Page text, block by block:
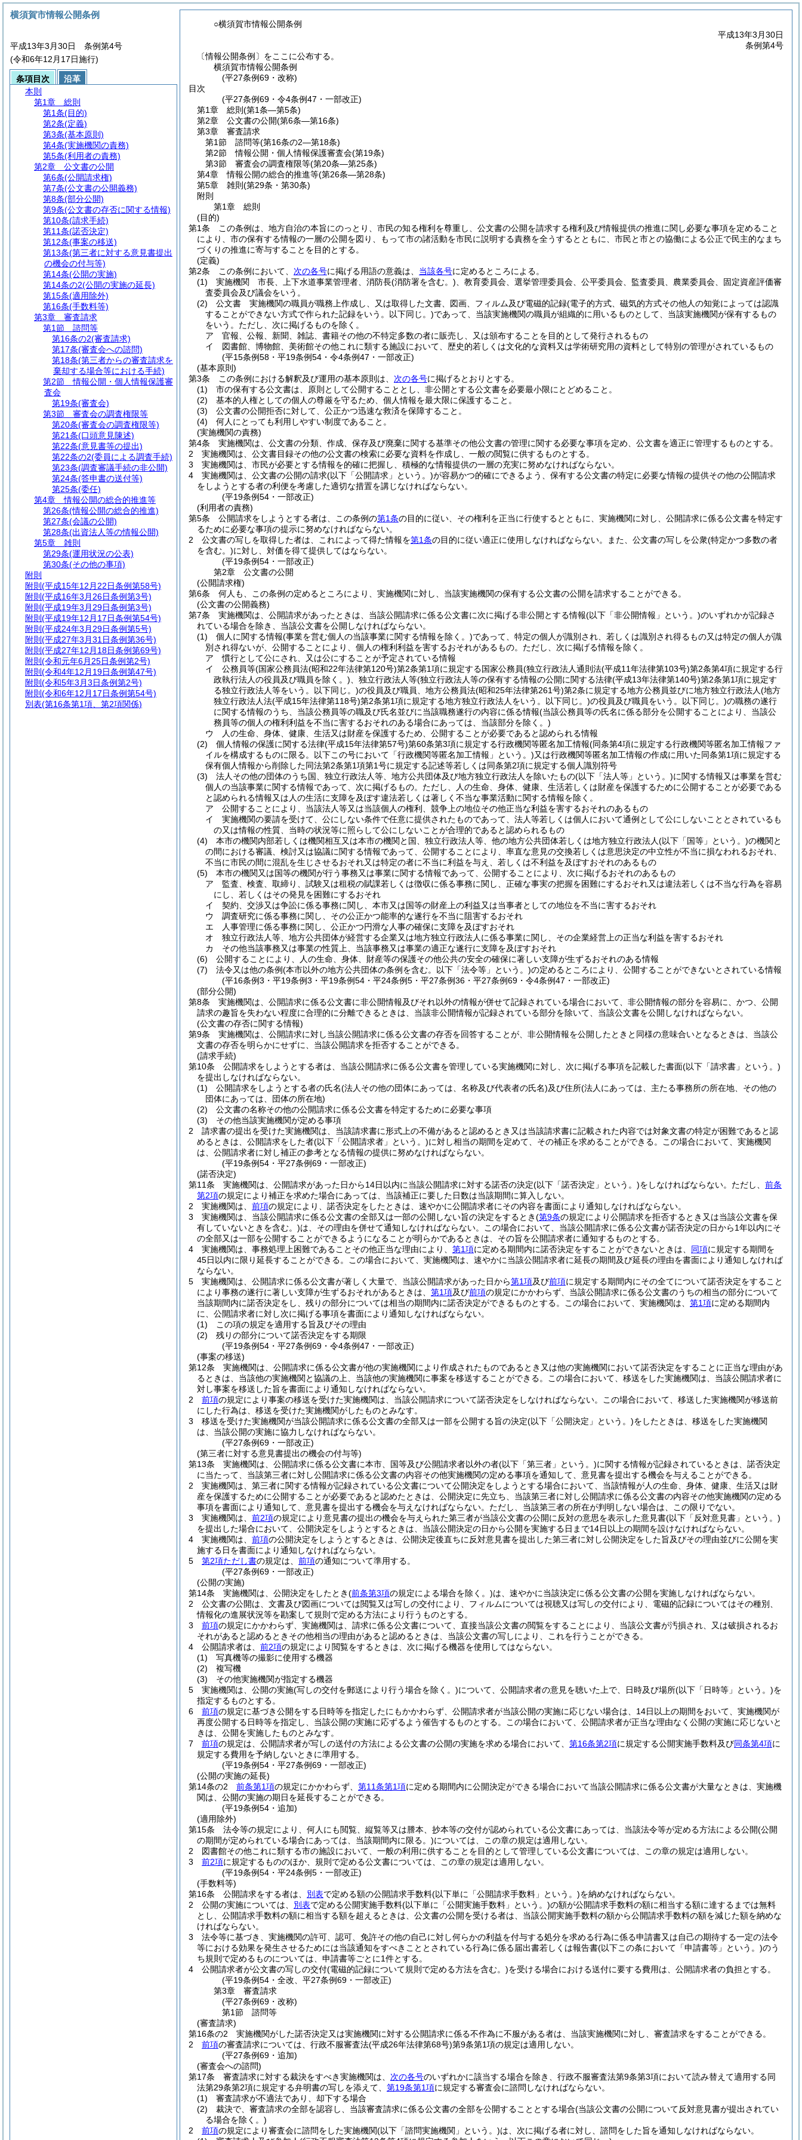
○横須賀市情報公開条例
平成13年3月30日
条例第4号
〔情報公開条例〕をここに公布する。
横須賀市情報公開条例
(平27条例69・改称)
目次
(平27条例69・令4条例47・一部改正)
第1章
総則 (第1条―第5条)
第2章
公文書の公開(第6条―第16条)
第3章
審査請求
第1節
諮問等(第16条の2―第18条)
第2節
情報公開・個人情報保護審査会(第19条)
第3節
審査会の調査権限等(第20条―第25条)
第4章
情報公開の総合的推進等(第26条―第28条)
第5章
雑則 (第29条・第30条)
附則
第1章
総則
(目的)
第1条
この条例は、地方自治の本旨にのっとり、市民の知る権利を尊重し、公文書の公開を請求する権利及び情報提供の推進に関し必要な事項を定めること
により、市の保有する情報の一層の公開を図り、もって市の諸活動を市民に説明する責務を全うするとともに、市民と市との協働による公正で民主的なまち
づくりの推進に寄与することを目的とする。
(定義)
第2条
この条例において、 次の各号に掲げる用語の意義は、 当該各号に定めるところによる。
(1)
実施機関 市長、上下水道事業管理者、消防長(消防署を含む。) 、教育委員会、選挙管理委員会、公平委員会、監査委員、農業委員会、固定資産評価審
査委員会及び議会をいう。
(2)
公文書 実施機関の職員が職務上作成し、又は取得した文書、図画、フィルム及び電磁的記録(電子的方式、磁気的方式その他人の知覚によっては認識
することができない方式で作られた記録をいう。以下同じ。)であって、当該実施機関の職員が組織的に用いるものとして、当該実施機関が保有するもの
をいう。 ただし、次に掲げるものを除く。
ア
官報、公報、新聞、雑誌、書籍その他の不特定多数の者に販売し、又は頒布することを目的として発行されるもの
イ
図書館、博物館、美術館その他これに類する施設において、歴史的若しくは文化的な資料又は学術研究用の資料として特別の管理がされているもの
(平15条例58・平19条例54・令4条例47・一部改正)
(基本原則)
第3条
この条例における解釈及び運用の基本原則は、 次の各号に掲げるとおりとする。
(1)
市の保有する公文書は、原則として公開することとし、非公開とする公文書を必要最小限にとどめること。
(2)
基本的人権としての個人の尊厳を守るため、個人情報を最大限に保護すること。
(3)
公文書の公開拒否に対して、公正かつ迅速な救済を保障すること。
(4)
何人にとっても利用しやすい制度であること。
(実施機関の責務)
第4条
実施機関は、公文書の分類、作成、保存及び廃棄に関する基準その他公文書の管理に関する必要な事項を定め、公文書を適正に管理するものとする。
2
実施機関は、公文書目録その他の公文書の検索に必要な資料を作成し、一般の閲覧に供するものとする。
3
実施機関は、市民が必要とする情報を的確に把握し、積極的な情報提供の一層の充実に努めなければならない。
4
実施機関は、公文書の公開の請求(以下「公開請求」という。)が容易かつ的確にできるよう、保有する公文書の特定に必要な情報の提供その他の公開請求
をしようとする者の利便を考慮した適切な措置を講じなければならない。
(平19条例54・一部改正)
(利用者の責務)
第5条
公開請求をしようとする者は、この条例の第1条の目的に従い、その権利を正当に行使するとともに、実施機関に対し、公開請求に係る公文書を特定す
るために必要な事項の提示に努めなければならない。
2
公文書の写しを取得した者は、これによって得た情報を第1条の目的に従い適正に使用しなければならない。 また、公文書の写しを公衆(特定かつ多数の者
を含む。)に対し、対価を得て提供してはならない。
(平19条例54・一部改正)
第2章
公文書の公開
(公開請求権)
第6条
何人も、この条例の定めるところにより、実施機関に対し、当該実施機関の保有する公文書の公開を請求することができる。
(公文書の公開義務)
第7条
実施機関は、公開請求があったときは、当該公開請求に係る公文書に次に掲げる非公開とする情報(以下「非公開情報」という。)のいずれかが記録さ
れている場合を除き、当該公文書を公開しなければならない。
(1)
個人に関する情報(事業を営む個人の当該事業に関する情報を除く。)であって、特定の個人が識別され、若しくは識別され得るもの又は特定の個人が識
別され得ないが、公開することにより、個人の権利利益を害するおそれがあるもの。 ただし、次に掲げる情報を除く。
ア
慣行として公にされ、又は公にすることが予定されている情報
イ
公務員等(国家公務員法(昭和22年法律第120号)第2条第1項に規定する国家公務員(独立行政法人通則法(平成11年法律第103号)第2条第4項に規定する行
政執行法人の役員及び職員を除く。) 、独立行政法人等(独立行政法人等の保有する情報の公開に関する法律(平成13年法律第140号)第2条第1項に規定す
る独立行政法人等をいう。以下同じ。)の役員及び職員、地方公務員法(昭和25年法律第261号)第2条に規定する地方公務員並びに地方独立行政法人(地方
独立行政法人法(平成15年法律第118号)第2条第1項に規定する地方独立行政法人をいう。以下同じ。)の役員及び職員をいう。以下同じ。)の職務の遂行
に関する情報のうち、当該公務員等の職及び氏名並びに当該職務遂行の内容に係る情報(当該公務員等の氏名に係る部分を公開することにより、当該公
務員等の個人の権利利益を不当に害するおそれのある場合にあっては、当該部分を除く。)
ウ
人の生命、身体、健康、生活又は財産を保護するため、公開することが必要であると認められる情報
(2)
個人情報の保護に関する法律(平成15年法律第57号)第60条第3項に規定する行政機関等匿名加工情報(同条第4項に規定する行政機関等匿名加工情報ファ
イルを構成するものに限る。以下この号において「行政機関等匿名加工情報」という。)又は行政機関等匿名加工情報の作成に用いた同条第1項に規定する
保有個人情報から削除した同法第2条第1項第1号に規定する記述等若しくは同条第2項に規定する個人識別符号
(3)
法人その他の団体のうち国、独立行政法人等、地方公共団体及び地方独立行政法人を除いたもの(以下「法人等」という。)に関する情報又は事業を営む
個人の当該事業に関する情報であって、次に掲げるもの。 ただし、人の生命、身体、健康、生活若しくは財産を保護するために公開することが必要である
と認められる情報又は人の生活に支障を及ぼす違法若しくは著しく不当な事業活動に関する情報を除く。
ア
公開することにより、当該法人等又は当該個人の権利、競争上の地位その他正当な利益を害するおそれのあるもの
イ
実施機関の要請を受けて、公にしない条件で任意に提供されたものであって、法人等若しくは個人において通例として公にしないこととされているも
の又は情報の性質、当時の状況等に照らして公にしないことが合理的であると認められるもの
(4)
本市の機関内部若しくは機関相互又は本市の機関と国、独立行政法人等、他の地方公共団体若しくは地方独立行政法人(以下「国等」という。)の機関と
の間における審議、検討又は協議に関する情報であって、公開することにより、率直な意見の交換若しくは意思決定の中立性が不当に損なわれるおそれ、
不当に市民の間に混乱を生じさせるおそれ又は特定の者に不当に利益を与え、若しくは不利益を及ぼすおそれのあるもの
(5)
本市の機関又は国等の機関が行う事務又は事業に関する情報であって、公開することにより、次に掲げるおそれのあるもの
ア
監査、検査、取締り、試験又は租税の賦課若しくは徴収に係る事務に関し、正確な事実の把握を困難にするおそれ又は違法若しくは不当な行為を容易
にし、若しくはその発見を困難にするおそれ
イ
契約、交渉又は争訟に係る事務に関し、本市又は国等の財産上の利益又は当事者としての地位を不当に害するおそれ
ウ
調査研究に係る事務に関し、その公正かつ能率的な遂行を不当に阻害するおそれ
エ
人事管理に係る事務に関し、公正かつ円滑な人事の確保に支障を及ぼすおそれ
オ
独立行政法人等、地方公共団体が経営する企業又は地方独立行政法人に係る事業に関し、その企業経営上の正当な利益を害するおそれ
カ
その他当該事務又は事業の性質上、当該事務又は事業の適正な遂行に支障を及ぼすおそれ
(6)
公開することにより、人の生命、身体、財産等の保護その他公共の安全の確保に著しい支障が生ずるおそれのある情報
(7)
法令又は他の条例(本市以外の地方公共団体の条例を含む。以下「法令等」という。)の定めるところにより、公開することができないとされている情報
(平16条例3・平19条例3・平19条例54・平24条例5・平27条例36・平27条例69・令4条例47・一部改正)
(部分公開)
第8条
実施機関は、公開請求に係る公文書に非公開情報及びそれ以外の情報が併せて記録されている場合において、非公開情報の部分を容易に、かつ、公開
請求の趣旨を失わない程度に合理的に分離できるときは、当該非公開情報が記録されている部分を除いて、当該公文書を公開しなければならない。
(公文書の存否に関する情報)
第9条
実施機関は、公開請求に対し当該公開請求に係る公文書の存否を回答することが、非公開情報を公開したときと同様の意味合いとなるときは、当該公
文書の存否を明らかにせずに、当該公開請求を拒否することができる。
(請求手続)
第10条
公開請求をしようとする者は、当該公開請求に係る公文書を管理している実施機関に対し、次に掲げる事項を記載した書面(以下「請求書」という。)
を提出しなければならない。
(1)
公開請求をしようとする者の氏名(法人その他の団体にあっては、名称及び代表者の氏名)及び住所(法人にあっては、主たる事務所の所在地、その他の
団体にあっては、団体の所在地)
(2)
公文書の名称その他の公開請求に係る公文書を特定するために必要な事項
(3)
その他当該実施機関が定める事項
2
請求書の提出を受けた実施機関は、当該請求書に形式上の不備があると認めるとき又は当該請求書に記載された内容では対象文書の特定が困難であると認
めるときは、公開請求をした者(以下「公開請求者」という。)に対し相当の期間を定めて、その補正を求めることができる。
この場合において、実施機関
は、公開請求者に対し補正の参考となる情報の提供に努めなければならない。
(平19条例54・平27条例69・一部改正)
(諾否決定)
第11条
実施機関は、公開請求があった日から14日以内に当該公開請求に対する諾否の決定(以下「諾否決定」という。)をしなければならない。 ただし、 前条
第2項の規定により補正を求めた場合にあっては、当該補正に要した日数は当該期間に算入しない。
2
実施機関は、 前項の規定により、諾否決定をしたときは、速やかに公開請求者にその内容を書面により通知しなければならない。
3
実施機関は、当該公開請求に係る公文書の全部又は一部の公開しない旨の決定をするとき(第9条の規定により公開請求を拒否するとき又は当該公文書を保
有していないときを含む。)は、その理由を併せて通知しなければならない。
この場合において、当該公開請求に係る公文書が諾否決定の日から1年以内にそ
の全部又は一部を公開することができるようになることが明らかであるときは、その旨を公開請求者に通知するものとする。
4
実施機関は、事務処理上困難であることその他正当な理由により、 第1項に定める期間内に諾否決定をすることができないときは、 同項に規定する期間を
45日以内に限り延長することができる。
この場合において、実施機関は、速やかに当該公開請求者に延長の期間及び延長の理由を書面により通知しなければ
ならない。
5
実施機関は、公開請求に係る公文書が著しく大量で、当該公開請求があった日から第1項及び前項に規定する期間内にその全てについて諾否決定をすること
により事務の遂行に著しい支障が生ずるおそれがあるときは、 第1項及び前項の規定にかかわらず、当該公開請求に係る公文書のうちの相当の部分について
当該期間内に諾否決定をし、残りの部分については相当の期間内に諾否決定ができるものとする。
この場合において、実施機関は、 第1項に定める期間内
に、公開請求者に対し次に掲げる事項を書面により通知しなければならない。
(1)
この項の規定を適用する旨及びその理由
(2)
残りの部分について諾否決定をする期限
(平19条例54・平27条例69・令4条例47・一部改正)
(事案の移送)
第12条
実施機関は、公開請求に係る公文書が他の実施機関により作成されたものであるとき又は他の実施機関において諾否決定をすることに正当な理由があ
るときは、当該他の実施機関と協議の上、当該他の実施機関に事案を移送することができる。
この場合において、移送をした実施機関は、当該公開請求者に
対し事案を移送した旨を書面により通知しなければならない。
2
前項の規定により事案の移送を受けた実施機関は、当該公開請求について諾否決定をしなければならない。
この場合において、移送した実施機関が移送前
にした行為は、移送を受けた実施機関がしたものとみなす。
3
移送を受けた実施機関が当該公開請求に係る公文書の全部又は一部を公開する旨の決定(以下「公開決定」という。)をしたときは、移送をした実施機関
は、当該公開の実施に協力しなければならない。
(平27条例69・一部改正)
(第三者に対する意見書提出の機会の付与等)
第13条
実施機関は、公開請求に係る公文書に本市、国等及び公開請求者以外の者(以下「第三者」という。)に関する情報が記録されているときは、諾否決定
に当たって、当該第三者に対し公開請求に係る公文書の内容その他実施機関の定める事項を通知して、意見書を提出する機会を与えることができる。
2
実施機関は、第三者に関する情報が記録されている公文書について公開決定をしようとする場合において、当該情報が人の生命、身体、健康、生活又は財
産を保護するために公開することが必要であると認めたときは、公開決定に先立ち、当該第三者に対し公開請求に係る公文書の内容その他実施機関の定める
事項を書面により通知して、意見書を提出する機会を与えなければならない。 ただし、当該第三者の所在が判明しない場合は、この限りでない。
3
実施機関は、 前2項の規定により意見書の提出の機会を与えられた第三者が当該公文書の公開に反対の意思を表示した意見書(以下「反対意見書」という。)
を提出した場合において、公開決定をしようとするときは、当該公開決定の日から公開を実施する日まで14日以上の期間を設けなければならない。
4
実施機関は、 前項の公開決定をしようとするときは、公開決定後直ちに反対意見書を提出した第三者に対し公開決定をした旨及びその理由並びに公開を実
施する日を書面により通知しなければならない。
5
第2項ただし書の規定は、 前項の通知について準用する。
(平27条例69・一部改正)
(公開の実施)
第14条
実施機関は、公開決定をしたとき(前条第3項の規定による場合を除く。)は、速やかに当該決定に係る公文書の公開を実施しなければならない。
2
公文書の公開は、文書及び図画については閲覧又は写しの交付により、フィルムについては視聴又は写しの交付により、電磁的記録についてはその種別、
情報化の進展状況等を勘案して規則で定める方法により行うものとする。
3
前項の規定にかかわらず、実施機関は、請求に係る公文書について、直接当該公文書の閲覧をすることにより、当該公文書が汚損され、又は破損されるお
それがあると認めるときその他相当の理由があると認めるときは、当該公文書の写しにより、これを行うことができる。
4
公開請求者は、 前2項の規定により閲覧をするときは、次に掲げる機器を使用してはならない。
(1)
写真機等の撮影に使用する機器
(2)
複写機
(3)
その他実施機関が指定する機器
5
実施機関は、公開の実施(写しの交付を郵送により行う場合を除く。)について、公開請求者の意見を聴いた上で、日時及び場所(以下「日時等」という。)を
指定するものとする。
6
前項の規定に基づき公開をする日時等を指定したにもかかわらず、公開請求者が当該公開の実施に応じない場合は、14日以上の期間をおいて、実施機関が
再度公開する日時等を指定し、当該公開の実施に応ずるよう催告するものとする。
この場合において、公開請求者が正当な理由なく公開の実施に応じないと
きは、公開を実施したものとみなす。
7
前項の規定は、公開請求者が写しの送付の方法による公文書の公開の実施を求める場合において、 第16条第2項に規定する公開実施手数料及び同条第4項に
規定する費用を予納しないときに準用する。
(平19条例54・平27条例69・一部改正)
(公開の実施の延長)
第14条の2
前条第1項の規定にかかわらず、 第11条第1項に定める期間内に公開決定ができる場合において当該公開請求に係る公文書が大量なときは、実施機
関は、公開の実施の期日を延長することができる。
(平19条例54・追加)
(適用除外)
第15条
法令等の規定により、何人にも閲覧、縦覧等又は謄本、抄本等の交付が認められている公文書にあっては、当該法令等が定める方法による公開(公開
の期間が定められている場合にあっては、当該期間内に限る。)については、この章の規定は適用しない。
2
図書館その他これに類する市の施設において、一般の利用に供することを目的として管理している公文書については、この章の規定は適用しない。
3
前2項に規定するもののほか、規則で定める公文書については、この章の規定は適用しない。
(平19条例54・平24条例5・一部改正)
(手数料等)
第16条
公開請求をする者は、 別表で定める額の公開請求手数料(以下単に「公開請求手数料」という。)を納めなければならない。
2
公開の実施については、 別表で定める公開実施手数料(以下単に「公開実施手数料」という。)の額が公開請求手数料の額に相当する額に達するまでは無料
とし、公開請求手数料の額に相当する額を超えるときは、公文書の公開を受ける者は、当該公開実施手数料の額から公開請求手数料の額を減じた額を納めな
ければならない。
3
法令等に基づき、実施機関の許可、認可、免許その他の自己に対し何らかの利益を付与する処分を求める行為に係る申請書又は自己の期待する一定の法令
等における効果を発生させるためには当該通知をすべきこととされている行為に係る届出書若しくは報告書(以下この条において「申請書等」という。)のう
ち規則で定めるものについては、申請書等ごとに1件とする。
4
公開請求者が公文書の写しの交付(電磁的記録について規則で定める方法を含む。)を受ける場合における送付に要する費用は、公開請求者の負担とする。
(平19条例54・全改、平27条例69・一部改正)
第3章
審査請求
(平27条例69・改称)
第1節
諮問等
(審査請求)
第16条の2
実施機関がした諾否決定又は実施機関に対する公開請求に係る不作為に不服がある者は、当該実施機関に対し、審査請求をすることができる。
2
前項の審査請求については、行政不服審査法(平成26年法律第68号)第9条第1項の規定は適用しない。
(平27条例69・追加)
(審査会への諮問)
第17条
審査請求に対する裁決をすべき実施機関は、 次の各号のいずれかに該当する場合を除き、行政不服審査法第9条第3項において読み替えて適用する同
法第29条第2項に規定する弁明書の写しを添えて、 第19条第1項に規定する審査会に諮問しなければならない。
(1)
審査請求が不適法であり、却下する場合
(2)
裁決で、審査請求の全部を認容し、当該審査請求に係る公文書の全部を公開することとする場合(当該公文書の公開について反対意見書が提出されてい
る場合を除く。)
2
前項の規定により審査会に諮問をした実施機関(以下「諮問実施機関」という。)は、次に掲げる者に対し、諮問をした旨を通知しなければならない。
横須賀市情報公開条例
平成13年3月30日 条例第4号
(令和6年12月17日施行)
条項目次
沿革
本則
第1章
総則
第1条(目的)
第2条(定義)
第3条(基本原則)
第4条(実施機関の責務)
第5条(利用者の責務)
第2章
公文書の公開
第6条(公開請求権)
第7条(公文書の公開義務)
第8条(部分公開)
第9条(公文書の存否に関する情報)
第10条(請求手続)
第11条(諾否決定)
第12条(事案の移送)
第13条(第三者に対する意見書提出
の機会の付与等)
第14条(公開の実施)
第14条の2(公開の実施の延長)
第15条(適用除外)
第16条(手数料等)
第3章
審査請求
第1節
諮問等
第16条の2(審査請求)
第17条(審査会への諮問)
第18条(第三者からの審査請求を
棄却する場合等における手続)
第2節
情報公開・個人情報保護審
査会
第19条(審査会)
第3節
審査会の調査権限等
第20条(審査会の調査権限等)
第21条(口頭意見陳述)
第22条(意見書等の提出)
第22条の2(委員による調査手続)
第23条(調査審議手続の非公開)
第24条(答申書の送付等)
第25条(委任)
第4章
情報公開の総合的推進等
第26条(情報公開の総合的推進)
第27条(会議の公開)
第28条(出資法人等の情報公開)
第5章
雑則
第29条(運用状況の公表)
第30条(その他の事項)
附則
附則 (平成15年12月22日条例第58号)
附則 (平成16年3月26日条例第3号)
附則 (平成19年3月29日条例第3号)
附則 (平成19年12月17日条例第54号)
附則 (平成24年3月29日条例第5号)
附則 (平成27年3月31日条例第36号)
附則 (平成27年12月18日条例第69号)
附則 (令和元年6月25日条例第2号)
附則 (令和4年12月19日条例第47号)
附則 (令和5年3月3日条例第2号)
附則 (令和6年12月17日条例第54号)
別表(第16条第1項、第2項関係)